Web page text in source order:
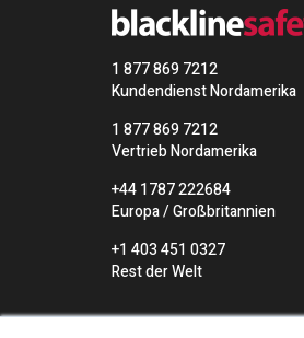
1 877 869 7212
Kundendienst Nordamerika
1 877 869 7212
Vertrieb Nordamerika
+44 1787 222684
Europa / Großbritannien
+1 403 451 0327
Rest der Welt